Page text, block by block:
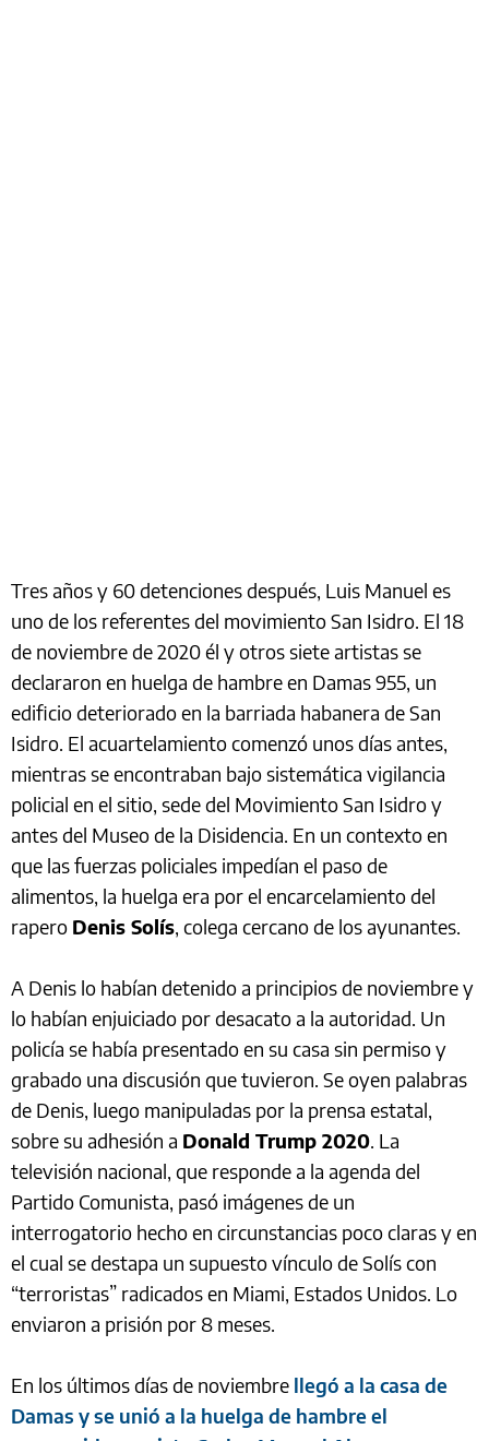
Tres años y 60 detenciones después, Luis Manuel es
uno de los referentes del movimiento San Isidro. El 18
de noviembre de 2020 él y otros siete artistas se
declararon en huelga de hambre en Damas 955, un
edificio deteriorado en la barriada habanera de San
Isidro. El acuartelamiento comenzó unos días antes,
mientras se encontraban bajo sistemática vigilancia
policial en el sitio, sede del Movimiento San Isidro y
antes del Museo de la Disidencia. En un contexto en
que las fuerzas policiales impedían el paso de
alimentos, la huelga era por el encarcelamiento del
rapero Denis Solís, colega cercano de los ayunantes.
A Denis lo habían detenido a principios de noviembre y
lo habían enjuiciado por desacato a la autoridad. Un
policía se había presentado en su casa sin permiso y
grabado una discusión que tuvieron. Se oyen palabras
de Denis, luego manipuladas por la prensa estatal,
sobre su adhesión a Donald Trump 2020. La
televisión nacional, que responde a la agenda del
Partido Comunista, pasó imágenes de un
interrogatorio hecho en circunstancias poco claras y en
el cual se destapa un supuesto vínculo de Solís con
“terroristas” radicados en Miami, Estados Unidos. Lo
enviaron a prisión por 8 meses.
En los últimos días de noviembre llegó a la casa de
Damas y se unió a la huelga de hambre el